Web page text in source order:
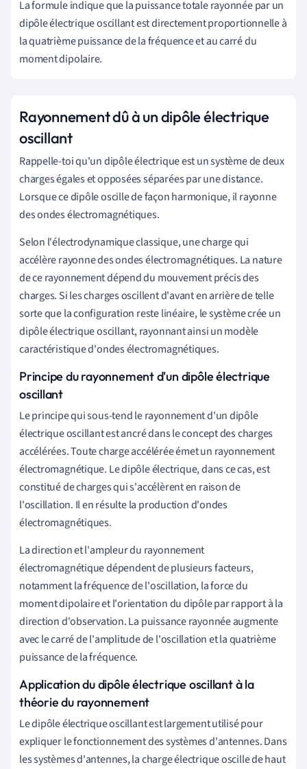
La formule indique que la puissance totale rayonnée par un
dipôle électrique oscillant est directement proportionnelle à
la quatrième puissance de la fréquence et au carré du
moment dipolaire.
Rayonnement dû à un dipôle électrique
oscillant
Rappelle-toi qu'un dipôle électrique est un système de deux
charges égales et opposées séparées par une distance.
Lorsque ce dipôle oscille de façon harmonique, il rayonne
des ondes électromagnétiques.
Selon l'électrodynamique classique, une charge qui
accélère rayonne des ondes électromagnétiques. La nature
de ce rayonnement dépend du mouvement précis des
charges. Si les charges oscillent d'avant en arrière de telle
sorte que la configuration reste linéaire, le système crée un
dipôle électrique oscillant, rayonnant ainsi un modèle
caractéristique d'ondes électromagnétiques.
Principe du rayonnement d'un dipôle électrique
oscillant
Le principe qui sous-tend le rayonnement d'un dipôle
électrique oscillant est ancré dans le concept des charges
accélérées. Toute charge accélérée émet un rayonnement
électromagnétique. Le dipôle électrique, dans ce cas, est
constitué de charges qui s'accélèrent en raison de
l'oscillation. Il en résulte la production d'ondes
électromagnétiques.
La direction et l'ampleur du rayonnement
électromagnétique dépendent de plusieurs facteurs,
notamment la fréquence de l'oscillation, la force du
moment dipolaire et l'orientation du dipôle par rapport à la
direction d'observation. La puissance rayonnée augmente
avec le carré de l'amplitude de l'oscillation et la quatrième
puissance de la fréquence.
Application du dipôle électrique oscillant à la
théorie du rayonnement
Le dipôle électrique oscillant est largement utilisé pour
expliquer le fonctionnement des systèmes d'antennes. Dans
les systèmes d'antennes, la charge électrique oscille de haut